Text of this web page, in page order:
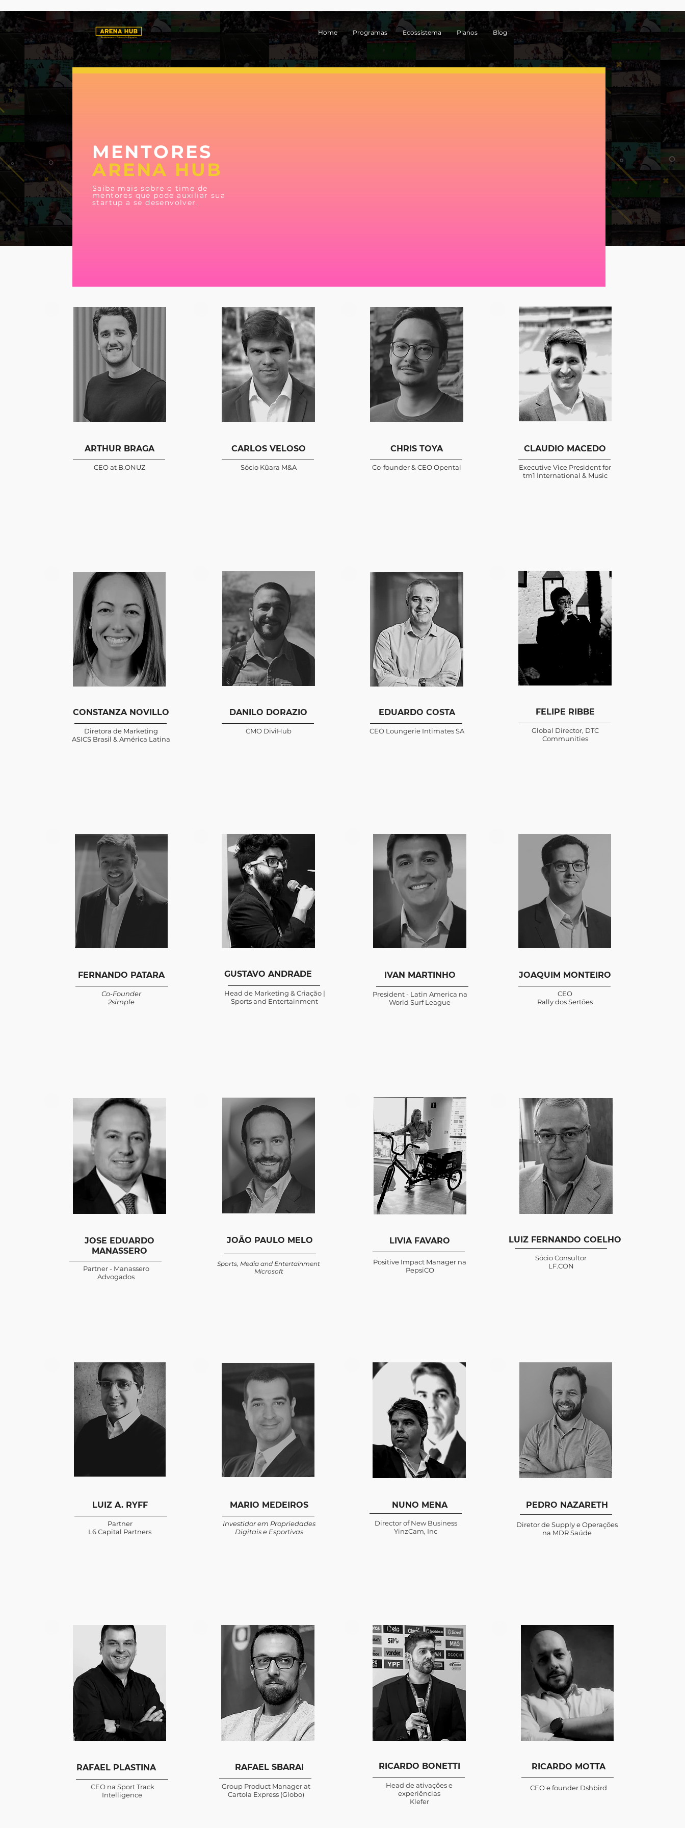
Home Programas Ecossistema Planos Blog
MENTORES
ARENA HUB
Saiba mais sobre o time de
mentores que pode auxiliar sua
startup a se desenvolver.
ARTHUR BRAGA
CEO at B.ONUZ
CARLOS VELOSO
Sócio Kûara M&A
CHRIS TOYA
Co-founder & CEO Opental
CLAUDIO MACEDO
Executive Vice President for
tm1 International & Music
CONSTANZA NOVILLO
Diretora de Marketing
ASICS Brasil & América Latina
DANILO DORAZIO
CMO DiviHub
EDUARDO COSTA
CEO Loungerie Intimates SA
FELIPE RIBBE
Global Director, DTC
Communities
FERNANDO PATARA
Co-Founder
2simple
GUSTAVO ANDRADE
Head de Marketing & Criação |
Sports and Entertainment
IVAN MARTINHO
President - Latin America na
World Surf League
JOAQUIM MONTEIRO
CEO
Rally dos Sertões
JOSE EDUARDO
MANASSERO
Partner - Manassero
Advogados
JOÃO PAULO MELO
Sports, Media and Entertainment
Microsoft
LIVIA FAVARO
Positive Impact Manager na
PepsiCO
LUIZ FERNANDO COELHO
Sócio Consultor
LF.CON
LUIZ A. RYFF
Partner
L6 Capital Partners
MARIO MEDEIROS
Investidor em Propriedades
Digitais e Esportivas
NUNO MENA
Director of New Business
YinzCam, Inc
PEDRO NAZARETH
Diretor de Supply e Operações
na MDR Saúde
RAFAEL PLASTINA
CEO na Sport Track
Intelligence
​RAFAEL SBARAI
Group Product Manager at
Cartola Express (Globo)
RICARDO BONETTI
Head de ativações e
experiências
Klefer
RICARDO MOTTA
CEO e founder Dshbird